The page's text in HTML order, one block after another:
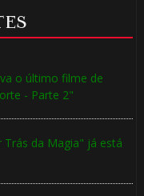
o último filme de
- Parte 2"
Trás da Magia" já está